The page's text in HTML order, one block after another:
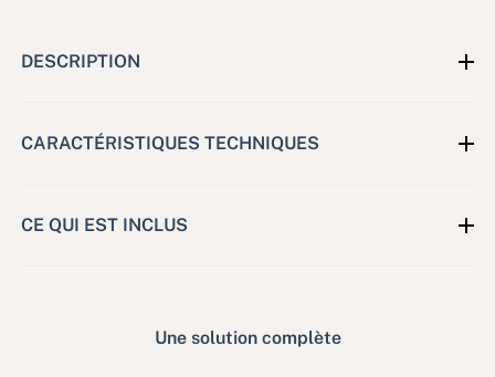
DESCRIPTION
CARACTÉRISTIQUES TECHNIQUES
CE QUI EST INCLUS
Une solution complète